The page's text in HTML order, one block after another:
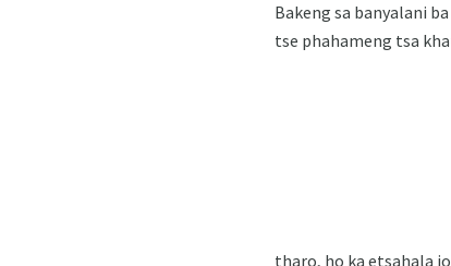
Bakeng sa banyalani
tse phahameng tsa
tharo, ho ka etsahala